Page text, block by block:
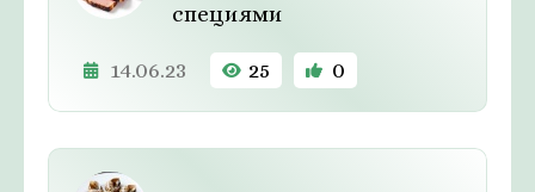
специями
14.06.23 25 0